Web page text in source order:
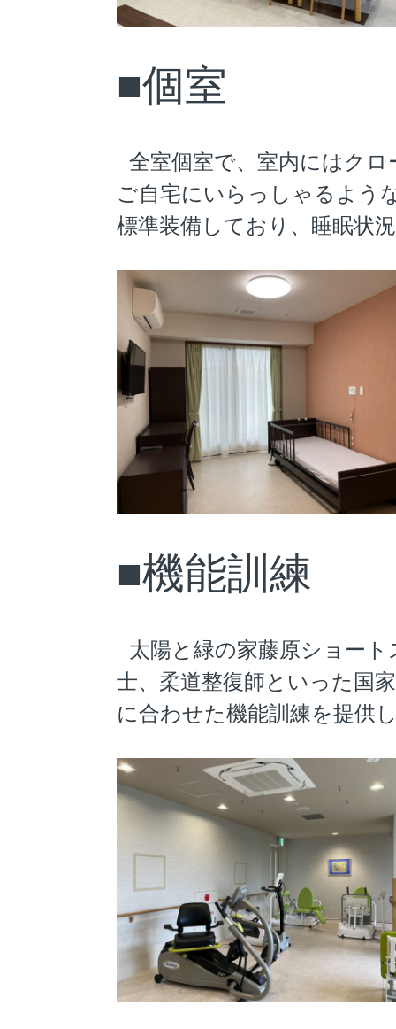
■個室
全室個室で、室内にはク
ご自宅にいらっしゃるよう
標準装備しており、睡眠状
■機能訓練
太陽と緑の家藤原ショー
士、柔道整復師といった国
に合わせた機能訓練を提供